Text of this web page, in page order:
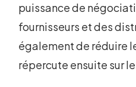
puissance de
fournisseurs et des
également de réduire
répercute ensuite sur